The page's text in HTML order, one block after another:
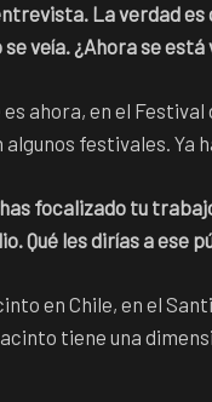
La verdad es
veía. ¿Ahora se
ahora, en el Festival
festivales. Ya
focalizado tu
Qué les dirías a ese
en Chile, en el
tiene una